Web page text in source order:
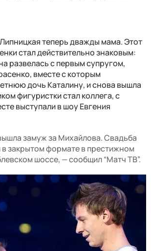
теперь дважды мама. Этот
стал действительно знаковым:
развелась с первым супругом,
вместе с которым
дочь Каталину, и снова вышла
фигуристки стал коллега, с
выступали в шоу Евгения
замуж за Михайлова. Свадьба
закрытом формате в престижном
шоссе, — сообщил “Матч ТВ”.